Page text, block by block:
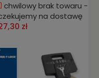
chwilowy brak towaru -
na dostawę
zł